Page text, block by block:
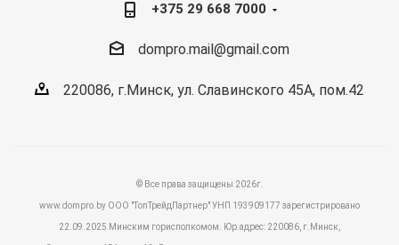
+375 29 668 7000
dompro.mail@gmail.com
220086, г.Минск, ул. Славинского 45А, пом.42
© Все права защищены 2026г.
www.dompro.by ООО "ТопТрейдПартнер" УНП 193909177 зарегистрировано
22.09.2025 Минским горисполкомом. Юр.адрес: 220086, г.Минск,